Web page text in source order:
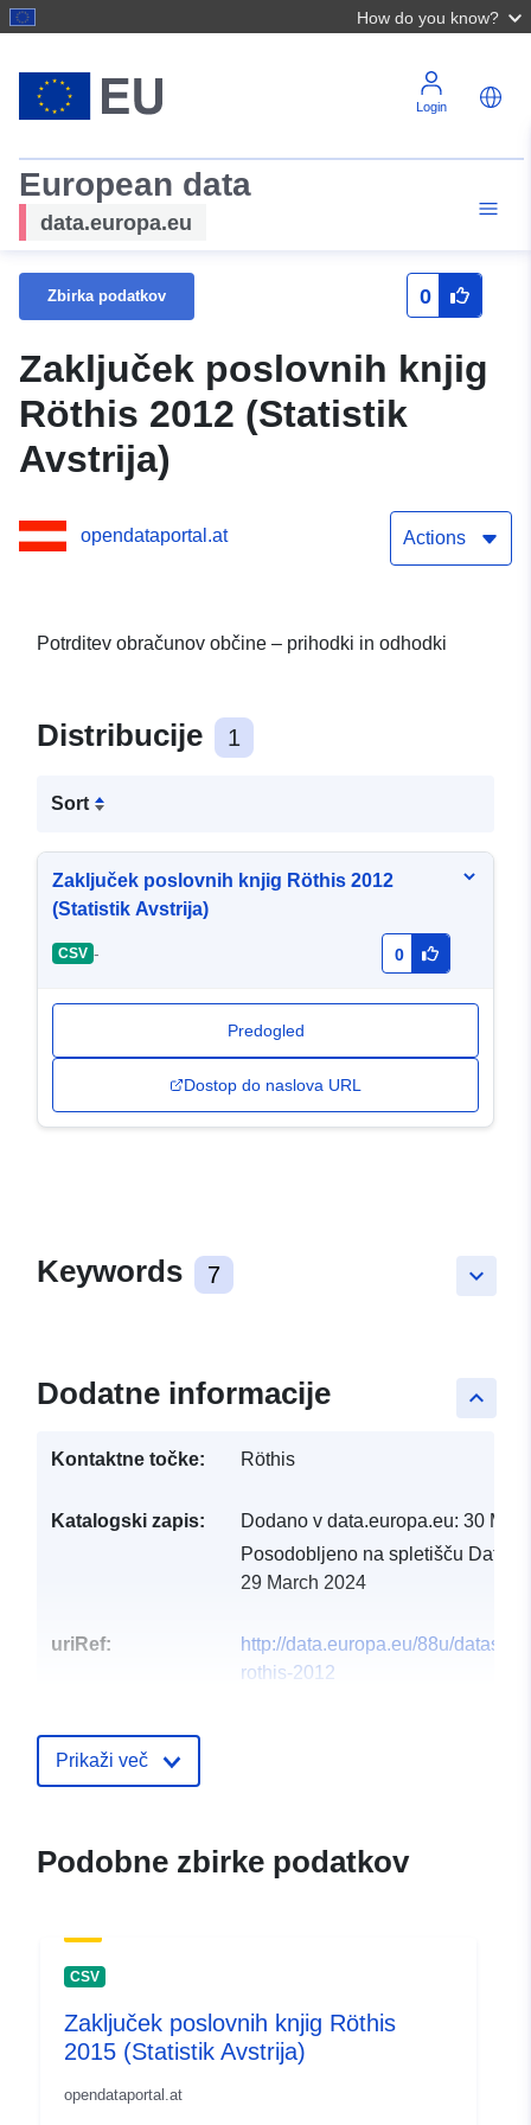
How do you know?
Login
European data
data.europa.eu
Zbirka podatkov 0
Zaključek poslovnih knjig
Röthis 2012 (Statistik
Avstrija)
opendataportal.at Actions
Potrditev obračunov občine – prihodki in odhodki
Distribucije 1
Sort
Zaključek poslovnih knjig Röthis 2012
(Statistik Avstrija)
CSV - 0
Predogled
Dostop do naslova URL
keyboard_arrow_down
Keywords 7
keyboard_arrow_up
Dodatne informacije
Kontaktne točke: Röthis
Katalogski zapis: Dodano v data.europa.eu: 30
Posodobljeno na spletišču
29 March 2024
uriRef:
http://data.europa.eu/88u/
rothis-2012
Prikaži več
Podobne zbirke podatkov
CSV
Zaključek poslovnih knjig Röthis
2015 (Statistik Avstrija)
opendataportal.at